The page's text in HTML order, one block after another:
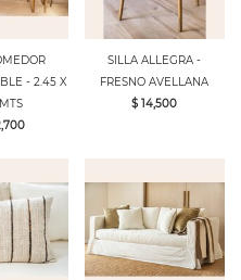
- 2.45 X
SILLA ALLEGRA -
FRESNO AVELLANA
$ 14,500